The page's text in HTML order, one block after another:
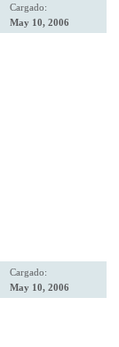
Cargado:
May 10, 2006
Cargado:
May 10, 2006